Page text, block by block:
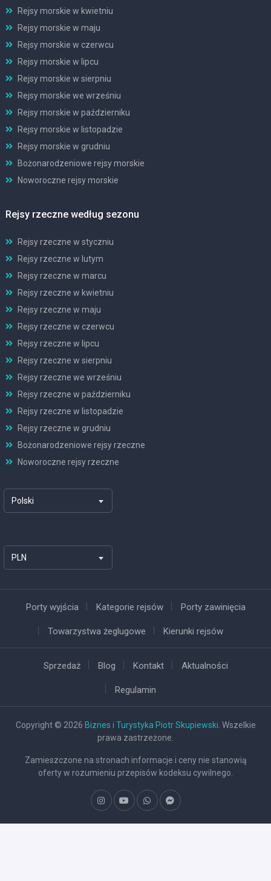
Rejsy morskie w kwietniu
Rejsy morskie w maju
Rejsy morskie w czerwcu
Rejsy morskie w lipcu
Rejsy morskie w sierpniu
Rejsy morskie we wrześniu
Rejsy morskie w październiku
Rejsy morskie w listopadzie
Rejsy morskie w grudniu
Bożonarodzeniowe rejsy morskie
Noworoczne rejsy morskie
Rejsy rzeczne według sezonu
Rejsy rzeczne w styczniu
Rejsy rzeczne w lutym
Rejsy rzeczne w marcu
Rejsy rzeczne w kwietniu
Rejsy rzeczne w maju
Rejsy rzeczne w czerwcu
Rejsy rzeczne w lipcu
Rejsy rzeczne w sierpniu
Rejsy rzeczne we wrześniu
Rejsy rzeczne w październiku
Rejsy rzeczne w listopadzie
Rejsy rzeczne w grudniu
Bożonarodzeniowe rejsy rzeczne
Noworoczne rejsy rzeczne
Polski
PLN
Porty wyjścia Kategorie rejsów Porty zawinięcia
Towarzystwa żeglugowe Kierunki rejsów
Sprzedaż Blog Kontakt Aktualności
Regulamin
Copyright © 2026 Biznes i Turystyka Piotr Skupiewski . Wszelkie
prawa zastrzeżone.
Zamieszczone na stronach informacje i ceny nie stanowią
oferty w rozumieniu przepisów kodeksu cywilnego.